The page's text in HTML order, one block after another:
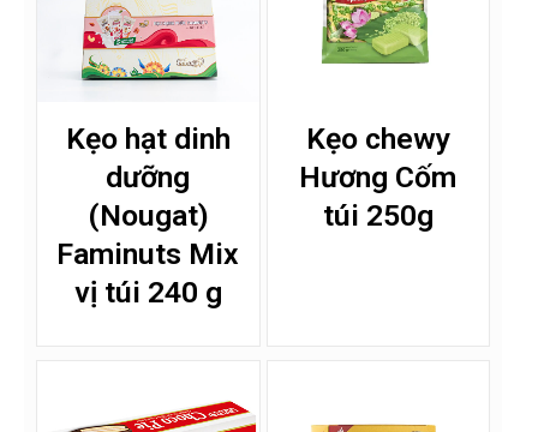
Kẹo hạt dinh
dưỡng
(Nougat)
Faminuts Mix
vị túi 240 g
Kẹo chewy
Hương Cốm
túi 250g